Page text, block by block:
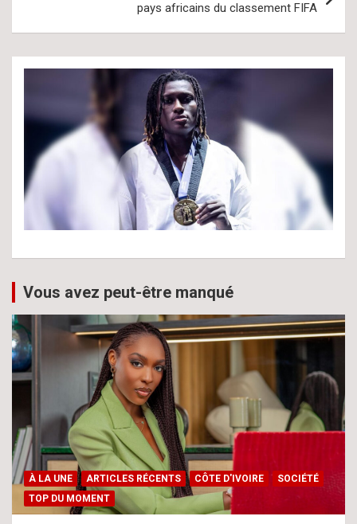
pays africains du classement FIFA
Vous avez peut-être manqué
À LA UNE ARTICLES RÉCENTS CÔTE D'IVOIRE
SOCIÉTÉ
TOP DU MOMENT